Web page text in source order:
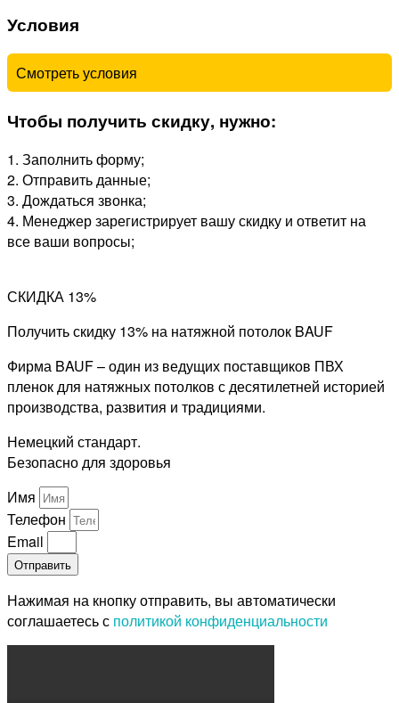
Условия
Смотреть условия
Чтобы получить скидку, нужно:
1. Заполнить форму;
2. Отправить данные;
3. Дождаться звонка;
4. Менеджер зарегистрирует вашу скидку и ответит на
все ваши вопросы;
СКИДКА 13%
Получить скидку 13% на натяжной потолок BAUF
Фирма BAUF – один из ведущих поставщиков ПВХ
пленок для натяжных потолков с десятилетней историей
производства, развития и традициями.
Немецкий стандарт.
Безопасно для здоровья
Имя
Телефон
Email
Отправить
Нажимая на кнопку отправить, вы автоматически
соглашаетесь с политикой конфиденциальности